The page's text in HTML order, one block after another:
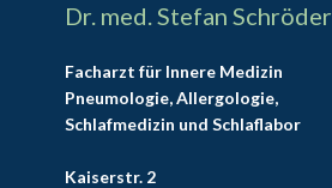
Dr. med. Stefan Schröder
Facharzt für Innere Medizin
Pneumologie, Allergologie,
Schlafmedizin und Schlaflabor
Kaiserstr. 2